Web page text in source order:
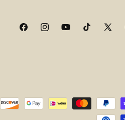
FacebookInstagramYouTubeTikTokX